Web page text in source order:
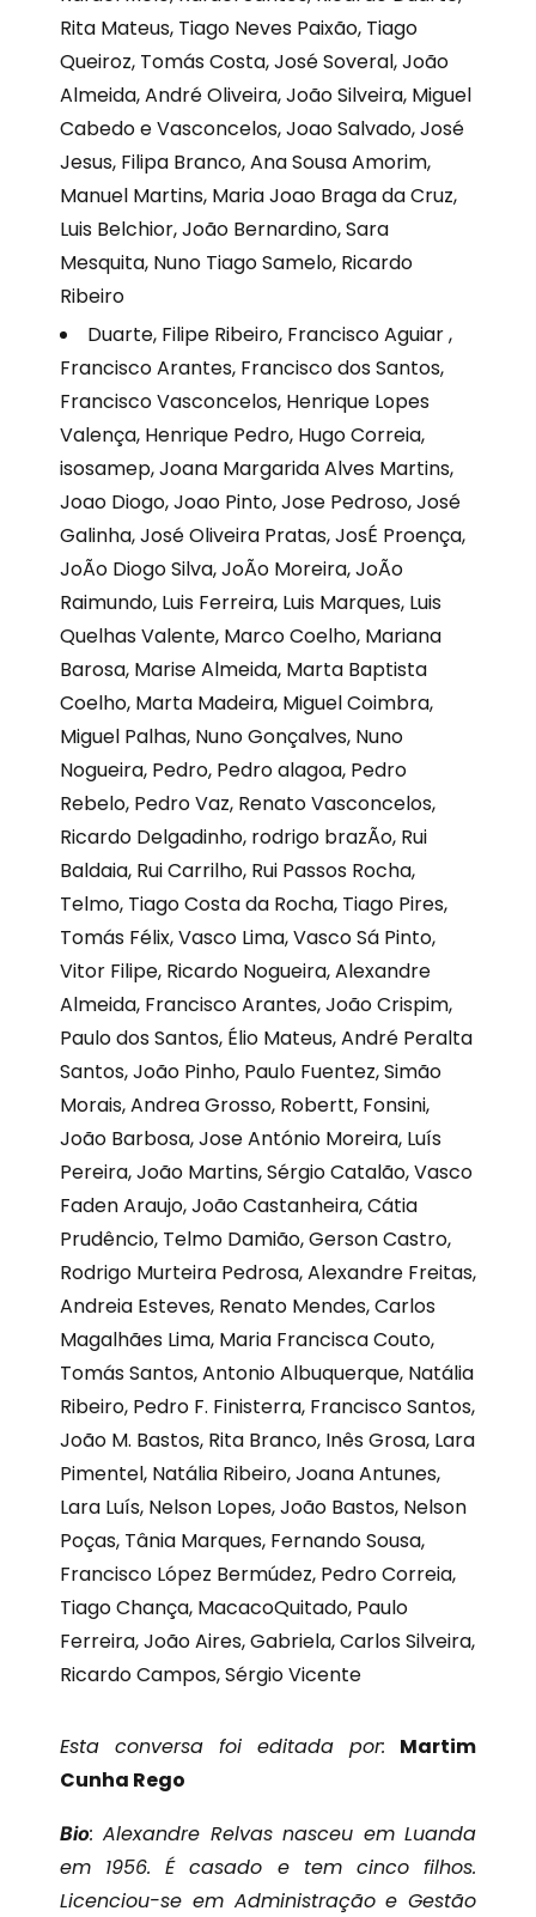
Rita Mateus, Tiago Neves Paixão, Tiago
Queiroz, Tomás Costa, José Soveral, João
Almeida, André Oliveira, João Silveira, Miguel
Cabedo e Vasconcelos, Joao Salvado, José
Jesus, Filipa Branco, Ana Sousa Amorim,
Manuel Martins, Maria Joao Braga da Cruz,
Luis Belchior,João Bernardino, Sara
Mesquita, Nuno Tiago Samelo, Ricardo
Ribeiro
Duarte, Filipe Ribeiro, Francisco Aguiar ,
Francisco Arantes, Francisco dos Santos,
Francisco Vasconcelos, Henrique Lopes
Valença, Henrique Pedro, Hugo Correia,
isosamep, Joana Margarida Alves Martins,
Joao Diogo, Joao Pinto, Jose Pedroso, José
Galinha, José Oliveira Pratas, JosÉ Proença,
JoÃo Diogo Silva, JoÃo Moreira, JoÃo
Raimundo, Luis Ferreira, Luis Marques, Luis
Quelhas Valente, Marco Coelho, Mariana
Barosa, Marise Almeida, Marta Baptista
Coelho, Marta Madeira, Miguel Coimbra,
Miguel Palhas, Nuno Gonçalves, Nuno
Nogueira, Pedro, Pedro alagoa, Pedro
Rebelo, Pedro Vaz, Renato Vasconcelos,
Ricardo Delgadinho, rodrigo brazÃo, Rui
Baldaia, Rui Carrilho, Rui Passos Rocha,
Telmo, Tiago Costa da Rocha, Tiago Pires,
Tomás Félix, Vasco Lima, Vasco Sá Pinto,
Vitor Filipe, Ricardo Nogueira, Alexandre
Almeida, Francisco Arantes, João Crispim,
Paulo dos Santos, Élio Mateus, André Peralta
Santos, João Pinho, Paulo Fuentez, Simão
Morais, Andrea Grosso, Robertt, Fonsini,
João Barbosa, Jose António Moreira, Luís
Pereira, João Martins, Sérgio Catalão, Vasco
Faden Araujo, João Castanheira, Cátia
Prudêncio, Telmo Damião, Gerson Castro,
Rodrigo Murteira Pedrosa, Alexandre Freitas,
Andreia Esteves, Renato Mendes, Carlos
Magalhães Lima, Maria Francisca Couto,
Tomás Santos, Antonio Albuquerque, Natália
Ribeiro, Pedro F. Finisterra, Francisco Santos,
João M. Bastos, Rita Branco, Inês Grosa, Lara
Pimentel, Natália Ribeiro, Joana Antunes,
Lara Luís, Nelson Lopes, João Bastos, Nelson
Poças, Tânia Marques, Fernando Sousa,
Francisco López Bermúdez, Pedro Correia,
Tiago Chança, MacacoQuitado, Paulo
Ferreira, João Aires, Gabriela, Carlos Silveira,
Ricardo Campos,Sérgio Vicente
Esta conversa foi editada por:
Martim
Cunha Rego
Bio: Alexandre Relvas nasceu em Luanda
em 1956. É casado e tem cinco filhos.
Licenciou-se em Administração e Gestão